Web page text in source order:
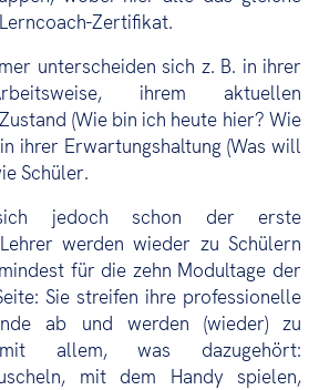
Zertifikat.
unterscheiden sich z. B. in ihrer
ihrem aktuellen
(Wie bin ich heute hier? Wie
ihrer Erwartungshaltung (Was will
Schüler.
jedoch schon der erste
werden wieder zu Schülern
für die zehn Modultage der
Sie streifen ihre professionelle
ab und werden (wieder) zu
allem, was dazugehört:
mit dem Handy spielen,